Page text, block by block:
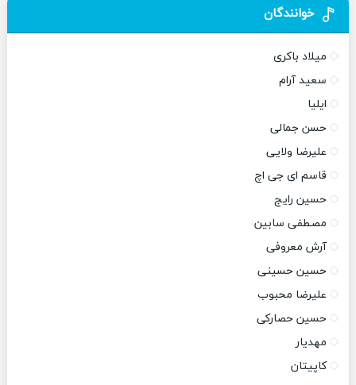
خوانندگان
میلاد باکری
سعید آرام
ایلیا
حسن جمالی
علیرضا ولایی
قاسم ای جی اچ
حسین رایج
مصطفی سابین
آرش معروفی
حسین حسینی
علیرضا محبوب
حسین حصارکی
مهدیار
کاپیتان